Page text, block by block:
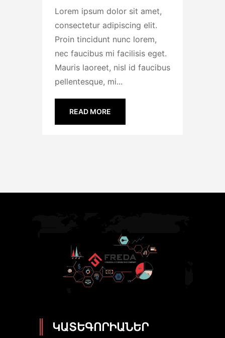
Lorem ipsum dolor sit amet,
consectetur adipiscing elit.
Proin tincidunt nunc lorem,
nec faucibus mi facilisis eget.
Mauris laoreet, nisl id faucibus
pellentesque, mi...
READ MORE
ԿԱՏԵԳՈՐԻԱՆԵՐ